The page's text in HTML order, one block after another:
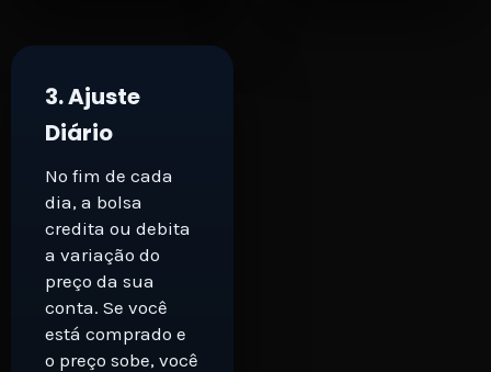
3. Ajuste
Diário
No fim de cada
dia, a bolsa
credita ou debita
a variação do
preço da sua
conta. Se você
está comprado e
o preço sobe, você